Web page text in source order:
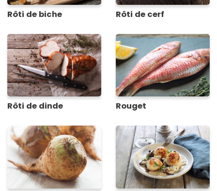
Rôti de biche Rôti de cerf
Rôti de dinde Rouget